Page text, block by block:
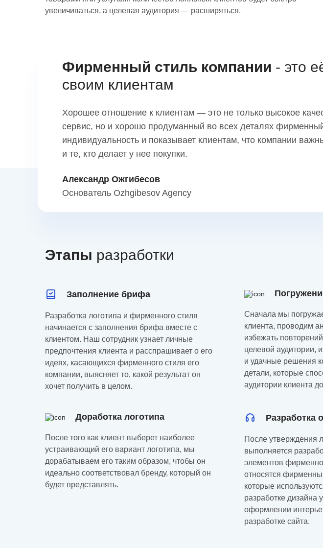
увеличиваться, а целевая аудитория — расширяться.
Фирменный стиль компании - это
своим клиентам
Хорошее отношение к клиентам — это не только высокое
сервис, но и хорошо продуманный во всех деталях
индивидуальность и показывает клиентам, что компании
и те, кто делает у нее покупки.
Александр Ожгибесов
Основатель Ozhgibesov Agency
Этапы разработки
Заполнение брифа
Разработка логотипа и фирменного стиля
начинается с заполнения брифа вместе с
клиентом. Наш сотрудник узнает личные
предпочтения клиента и расспрашивает о его
идеях, касающихся фирменного стиля его
компании, выясняет то, какой результат он
хочет получить в целом.
Сначала мы
клиента, проводим
избежать
целевой аудитории,
и удачные решения
детали, которые
аудитории клиента
Доработка логотипа
После того как клиент выберет наиболее
устраивающий его вариант логотипа, мы
дорабатываем его таким образом, чтобы он
идеально соответствовал бренду, который он
будет представлять.
Разработка
После утверждения
выполняется
элементов
относятся
которые
разработке дизайна
оформлении
разработке сайта.